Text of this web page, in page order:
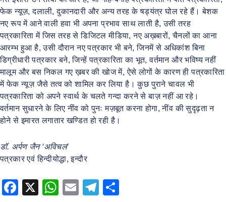
फेक न्यूज़, दलाली, दुकानदारी और अन्य तरह के षड्यंत्र घोल रहे हैं। बेशक
नए रूप में आने वाली हवा भी अपना प्रभाव साथ लाती है, उसी तरह
पत्रकारिता में जिस तरह से डिजिटल मीडिया, नए अख़बारों, चैनलों का आना
आरम्भ हुआ है, उसी दौरान नए पत्रकार भी बने, जिनमें से अधिकांश बिना
डिग्रीधारी पत्रकार बने, जिन्हें पत्रकारिता का भूत, वर्तमान और भविष्य नहीं
मालूम और बस निकल गए ख़बर की खोज में, ऐसे लोगों के कारण ही पत्रकारिता
में फेक न्यूज़ जैसे तत्व को शामिल कर लिया है। कुछ पुराने चावल भी
पत्रकारिता को अपने स्वार्थ के चलते गन्दा करने से बाज़ नहीं आ रहे।
वर्तमान सुधारने के लिए नींव को पुनः मज़बूत करना होगा, नींव की सुदृढ़ता न
होने से इमारत लगातार खण्डित हो रही है।
डॉ. अर्पण जैन ‘अविचल’
पत्रकार एवं हिन्दीयोद्धा, इन्दौर
F
X
W
E
T